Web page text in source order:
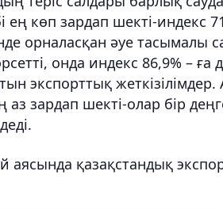
ең көп зардап шекті-индекс
орналасқан әуе тасымалы
онда индекс 86,9% – ға
экспорттық
аз зардап шекті-олар бір
аясында қазақстандық